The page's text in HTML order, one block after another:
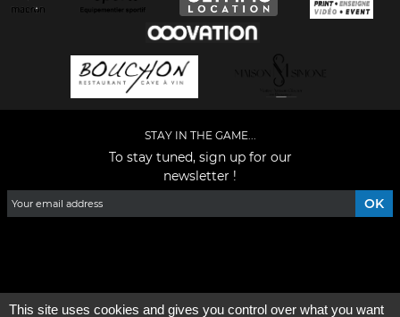
STAY IN THE GAME...
To stay tuned, sign up for our
newsletter !
This site uses cookies and gives you control over what you want